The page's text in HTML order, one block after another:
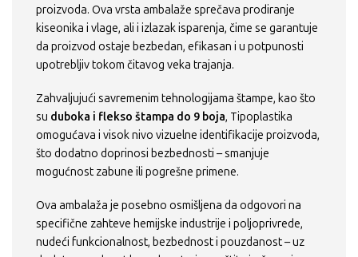
proizvoda. Ova vrsta ambalaže sprečava prodiranje
kiseonika i vlage, ali i izlazak isparenja, čime se garantuje
da proizvod ostaje bezbedan, efikasan i u potpunosti
upotrebljiv tokom čitavog veka trajanja.
Zahvaljujući savremenim tehnologijama štampe, kao što
su duboka i flekso štampa do 9 boja, Tipoplastika
omogućava i visok nivo vizuelne identifikacije proizvoda,
što dodatno doprinosi bezbednosti – smanjuje
mogućnost zabune ili pogrešne primene.
Ova ambalaža je posebno osmišljena da odgovori na
specifične zahteve hemijske industrije i poljoprivrede,
nudeći funkcionalnost, bezbednost i pouzdanost – uz